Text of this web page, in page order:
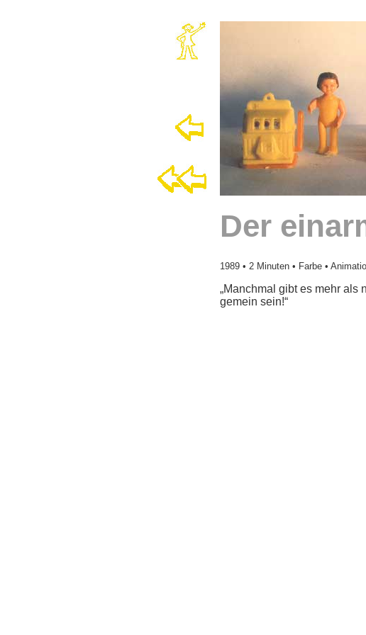
Der
1989 • 2 Minuten • Farbe •
„Manchmal gibt es mehr als
gemein sein!“